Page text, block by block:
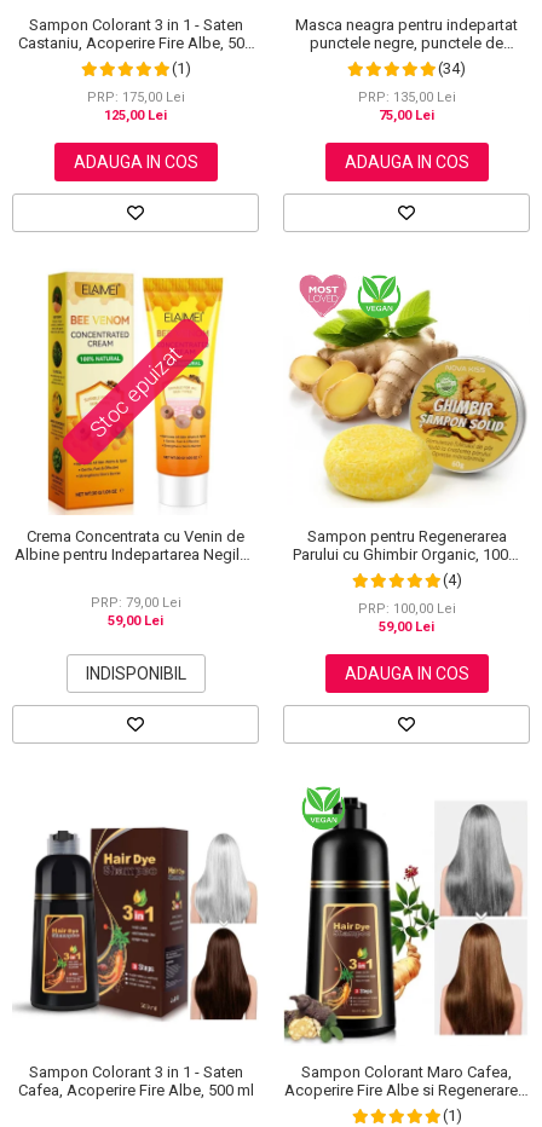
Sampon Colorant 3 in 1 - Saten
Castaniu, Acoperire Fire Albe, 500
ml
(1)
PRP: 175,00 Lei
125,00 Lei
ADAUGA IN COS
Masca neagra pentru indepartat
punctele negre, punctele de
grasime, efect anti-rid, Wokali cu
carbune activ, 300 g
(34)
PRP: 135,00 Lei
75,00 Lei
ADAUGA IN COS
Stoc epuizat
Crema Concentrata cu Venin de
Albine pentru Indepartarea Negilor,
PRP: 79,00 Lei
59,00 Lei
INDISPONIBIL
Sampon pentru Regenerarea
Parului cu Ghimbir Organic, 100%
Natural, 60 g(4)
PRP: 100,00 Lei
59,00 Lei
ADAUGA IN COS
Sampon Colorant 3 in 1 - Saten
Cafea, Acoperire Fire Albe, 500 ml
Sampon Colorant Maro Cafea,
Acoperire Fire Albe si Regenerare 3
in 1, #4 Coffee, 500 ml
(1)